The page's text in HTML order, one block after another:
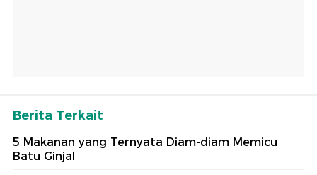
Berita Terkait
5 Makanan yang Ternyata Diam-diam Memicu
Batu Ginjal